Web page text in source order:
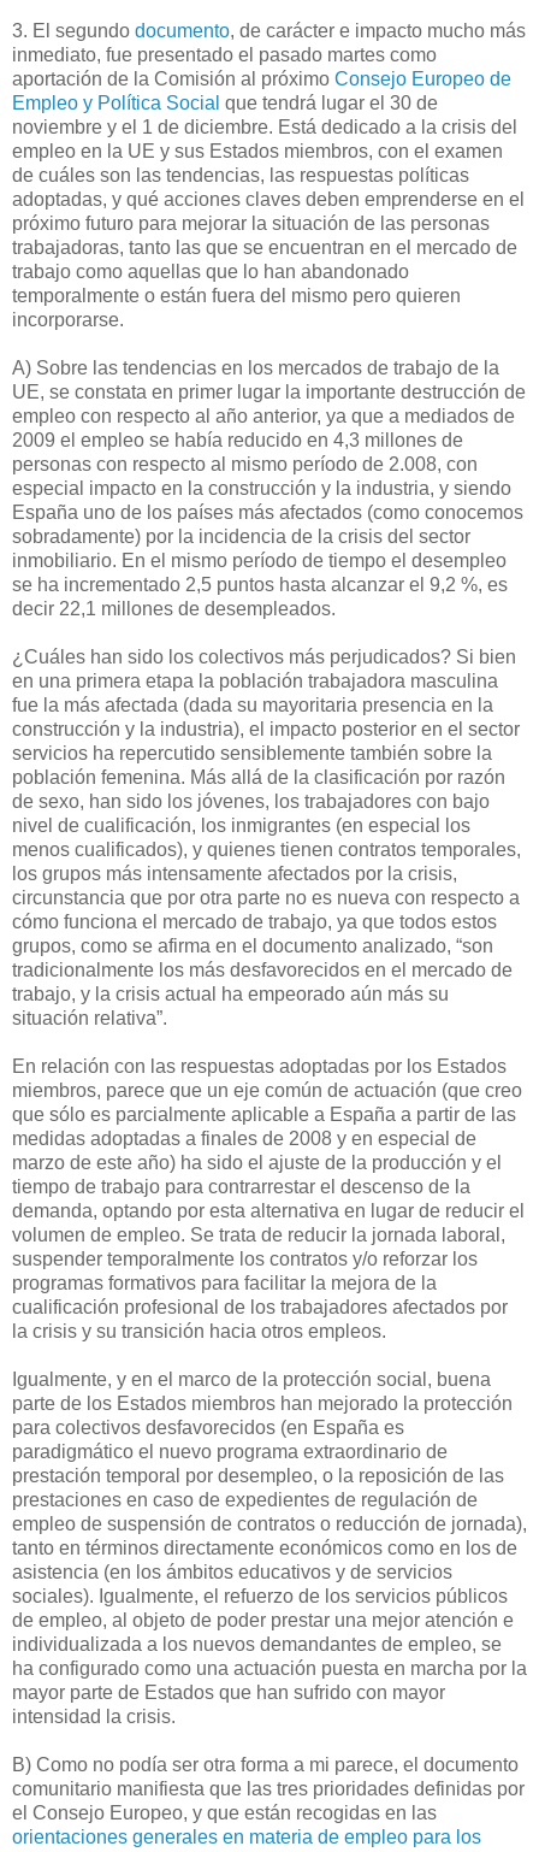
3. El segundo documento, de carácter e impacto mucho más
inmediato, fue presentado el pasado martes como
aportación de la Comisión al próximo Consejo Europeo de
Empleo y Política Social que tendrá lugar el 30 de
noviembre y el 1 de diciembre. Está dedicado a la crisis del
empleo en la UE y sus Estados miembros, con el examen
de cuáles son las tendencias, las respuestas políticas
adoptadas, y qué acciones claves deben emprenderse en el
próximo futuro para mejorar la situación de las personas
trabajadoras, tanto las que se encuentran en el mercado de
trabajo como aquellas que lo han abandonado
temporalmente o están fuera del mismo pero quieren
incorporarse.
A) Sobre las tendencias en los mercados de trabajo de la
UE, se constata en primer lugar la importante destrucción de
empleo con respecto al año anterior, ya que a mediados de
2009 el empleo se había reducido en 4,3 millones de
personas con respecto al mismo período de 2.008, con
especial impacto en la construcción y la industria, y siendo
España uno de los países más afectados (como conocemos
sobradamente) por la incidencia de la crisis del sector
inmobiliario. En el mismo período de tiempo el desempleo
se ha incrementado 2,5 puntos hasta alcanzar el 9,2 %, es
decir 22,1 millones de desempleados.
¿Cuáles han sido los colectivos más perjudicados? Si bien
en una primera etapa la población trabajadora masculina
fue la más afectada (dada su mayoritaria presencia en la
construcción y la industria), el impacto posterior en el sector
servicios ha repercutido sensiblemente también sobre la
población femenina. Más allá de la clasificación por razón
de sexo, han sido los jóvenes, los trabajadores con bajo
nivel de cualificación, los inmigrantes (en especial los
menos cualificados), y quienes tienen contratos temporales,
los grupos más intensamente afectados por la crisis,
circunstancia que por otra parte no es nueva con respecto a
cómo funciona el mercado de trabajo, ya que todos estos
grupos, como se afirma en el documento analizado, “son
tradicionalmente los más desfavorecidos en el mercado de
trabajo, y la crisis actual ha empeorado aún más su
situación relativa”.
En relación con las respuestas adoptadas por los Estados
miembros, parece que un eje común de actuación (que creo
que sólo es parcialmente aplicable a España a partir de las
medidas adoptadas a finales de 2008 y en especial de
marzo de este año) ha sido el ajuste de la producción y el
tiempo de trabajo para contrarrestar el descenso de la
demanda, optando por esta alternativa en lugar de reducir el
volumen de empleo. Se trata de reducir la jornada laboral,
suspender temporalmente los contratos y/o reforzar los
programas formativos para facilitar la mejora de la
cualificación profesional de los trabajadores afectados por
la crisis y su transición hacia otros empleos.
Igualmente, y en el marco de la protección social, buena
parte de los Estados miembros han mejorado la protección
para colectivos desfavorecidos (en España es
paradigmático el nuevo programa extraordinario de
prestación temporal por desempleo, o la reposición de las
prestaciones en caso de expedientes de regulación de
empleo de suspensión de contratos o reducción de jornada),
tanto en términos directamente económicos como en los de
asistencia (en los ámbitos educativos y de servicios
sociales). Igualmente, el refuerzo de los servicios públicos
de empleo, al objeto de poder prestar una mejor atención e
individualizada a los nuevos demandantes de empleo, se
ha configurado como una actuación puesta en marcha por la
mayor parte de Estados que han sufrido con mayor
intensidad la crisis.
B) Como no podía ser otra forma a mi parece, el documento
comunitario manifiesta que las tres prioridades definidas por
el Consejo Europeo, y que están recogidas en las
orientaciones generales en materia de empleo para los